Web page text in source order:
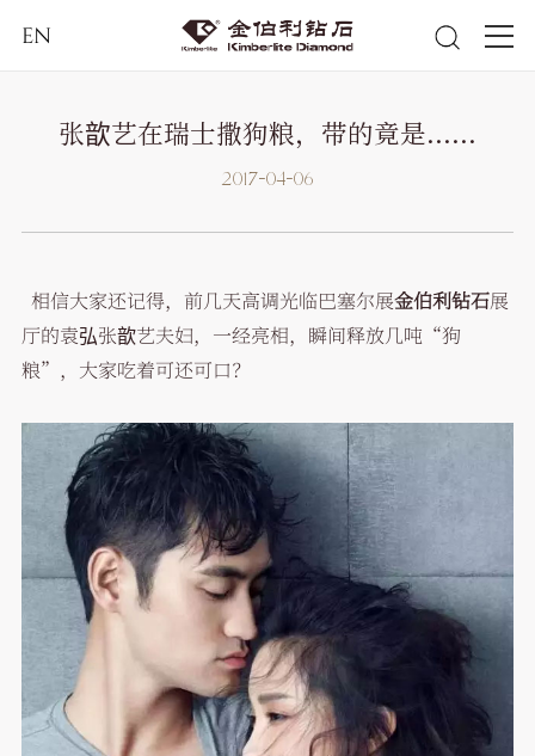
EN
张歆艺在瑞士撒狗粮，带的竟是......
2017-04-06
相信大家还记得，前几天高调光临巴塞尔展金伯利钻石展
厅的袁弘张歆艺夫妇，一经亮相，瞬间释放几吨“狗
粮”，大家吃着可还可口？